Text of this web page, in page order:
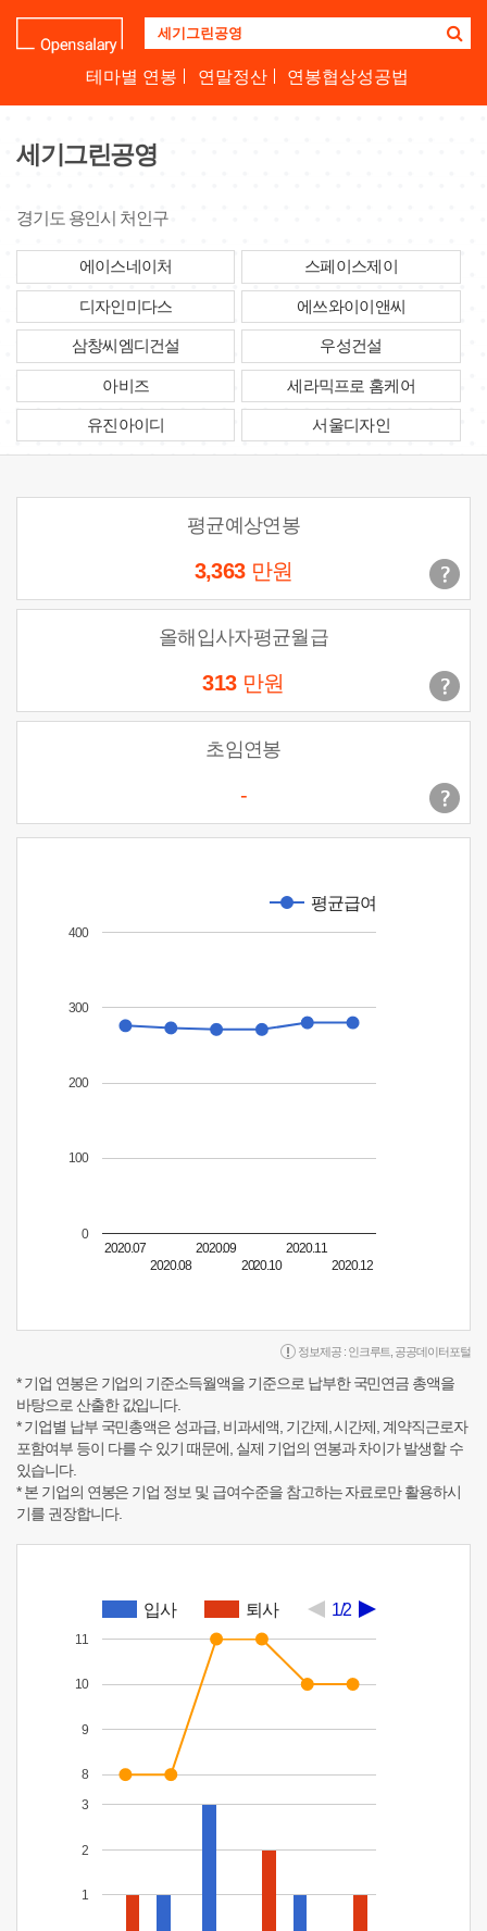
업
명
하
테마별 연봉 연말정산 연봉협상성공법
세기그린공영
경기도 용인시 처인구
에이스네이처 스페이스제이
디자인미다스 에쓰와이이앤씨
삼창씨엠디건설 우성건설
아비즈 세라믹프로 홈케어
유진아이디 서울디자인
평균예상연봉
3,363 만원
올해입사자평균월급
313 만원
초임연봉
-
평균급여
2020.07
2020.08
2020.09
2020.10
2020.11
2020.12
0
100
200
300
400
정보제공 : 인크루트 공공데이터포털
* 기업 연봉은 기업의 기준소득월액을 기준으로 납부한 국민연금 총액을
바탕으로 산출한 값입니다.
* 기업별 납부 국민총액은 성과급, 비과세액, 기간제, 시간제, 계약직근로자
포함여부 등이 다를 수 있기 때문에, 실제 기업의 연봉과 차이가 발생할 수
있습니다.
* 본 기업의 연봉은 기업 정보 및 급여수준을 참고하는 자료로만 활용하시
기를 권장합니다.
입사 퇴사 1/2
1
2
3
8
9
10
11